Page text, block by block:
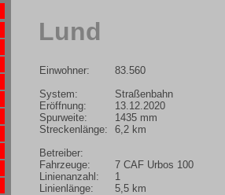
Lund
Einwohner:
System:
Eröffnung:
Spurweite:
Streckenlänge:
Betreiber:
Fahrzeuge:
Linienanzahl:
Linienlänge:
83.560
Straßenbahn
13.12.2020
1435 mm
6,2 km
7 CAF Urbos 100
1
5,5 km